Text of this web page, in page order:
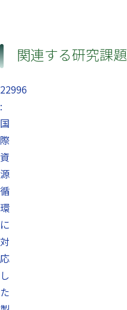
関連する研究課題
22996
:
国
際
資
源
循
環
に
対
応
し
た